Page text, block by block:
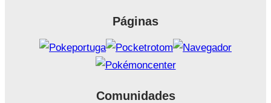
Páginas
Comunidades